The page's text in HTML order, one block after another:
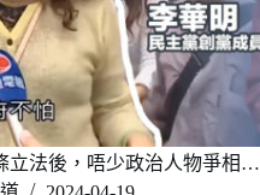
立法後，唔少政治人物爭相…